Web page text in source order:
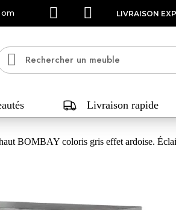
LIVRAISON
Livraison rapide
BOMBAY coloris gris effet ardoise.